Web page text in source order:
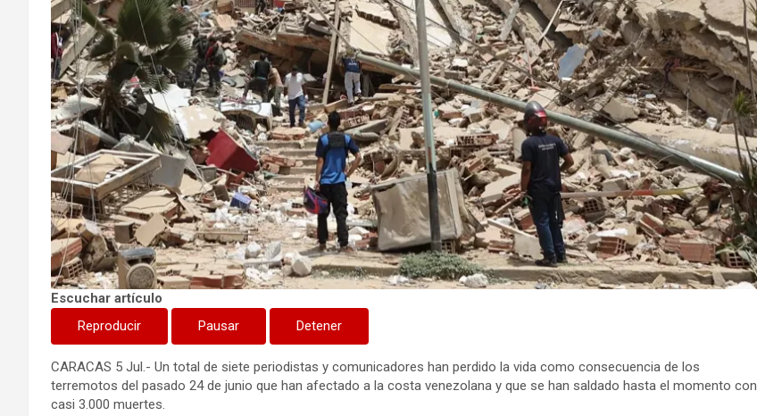
Escuchar artículo
Reproducir
Pausar Detener
CARACAS 5 Jul.- Un total de siete periodistas y comunicadores han perdido la vida como consecuencia de los
terremotos del pasado 24 de junio que han afectado a la costa venezolana y que se han saldado hasta el momento con
casi 3.000 muertes.